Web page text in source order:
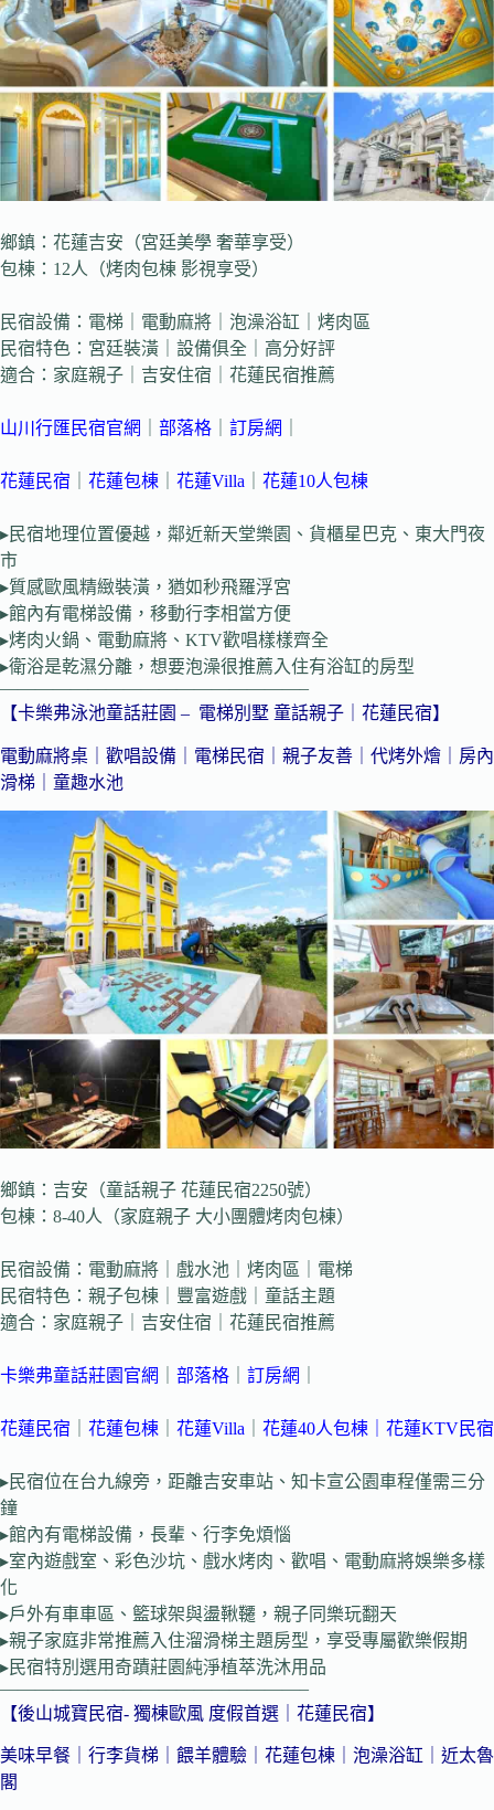
鄉鎮：花蓮吉安（宮廷美學 奢華享受）
包棟：12人（烤肉包棟 影視享受）
民宿設備：電梯｜電動麻將｜泡澡浴缸｜烤肉區
民宿特色：宮廷裝潢｜設備俱全｜高分好評
適合：家庭親子｜吉安住宿｜花蓮民宿推薦
山川行匯民宿官網 部落格 訂房網
花蓮民宿 花蓮包棟 花蓮Villa 花蓮10人包棟
▸民宿地理位置優越，鄰近新天堂樂園、貨櫃星巴克、東大門夜
市
▸質感歐風精緻裝潢，猶如秒飛羅浮宮
▸館內有電梯設備，移動行李相當方便
▸烤肉火鍋、電動麻將、KTV歡唱樣樣齊全
▸衛浴是乾濕分離，想要泡澡很推薦入住有浴缸的房型
—————————————————–
【卡樂弗泳池童話莊園 – 電梯別墅 童話親子｜花蓮民宿】
電動麻將桌｜歡唱設備｜電梯民宿｜親子友善｜代烤外燴｜房內
滑梯｜童趣水池
鄉鎮：吉安（童話親子 花蓮民宿2250號）
包棟：8-40人（家庭親子 大小團體烤肉包棟）
民宿設備：電動麻將｜戲水池｜烤肉區｜電梯
民宿特色：親子包棟｜豐富遊戲｜童話主題
適合：家庭親子｜吉安住宿｜花蓮民宿推薦
卡樂弗童話莊園官網 部落格 訂房網
花蓮民宿 花蓮包棟 花蓮Villa 花蓮40人包棟｜ 花蓮KTV民宿
▸民宿位在台九線旁，距離吉安車站、知卡宣公園車程僅需三分
鐘
▸館內有電梯設備，長輩、行李免煩惱
▸室內遊戲室、彩色沙坑、戲水烤肉、歡唱、電動麻將娛樂多樣
化
▸戶外有車車區、籃球架與盪鞦韆，親子同樂玩翻天
▸親子家庭非常推薦入住溜滑梯主題房型，享受專屬歡樂假期
▸民宿特別選用奇蹟莊園純淨植萃洗沐用品
—————————————————–
【後山城寶民宿- 獨棟歐風 度假首選｜花蓮民宿】
美味早餐｜行李貨梯｜餵羊體驗｜花蓮包棟｜泡澡浴缸｜近太魯
閣